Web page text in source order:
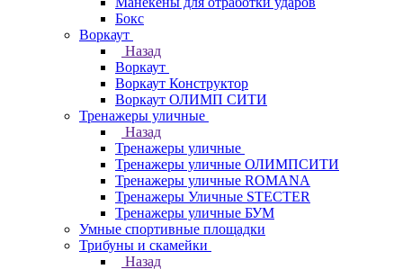
Бокс
Воркаут
Назад
Воркаут
Воркаут Конструктор
Воркаут ОЛИМП СИТИ
Тренажеры уличные
Назад
Тренажеры уличные
Тренажеры уличные ОЛИМПСИТИ
Тренажеры уличные ROMANA
Тренажеры Уличные STECTER
Тренажеры уличные БУМ
Умные спортивные площадки
Трибуны и скамейки
Назад